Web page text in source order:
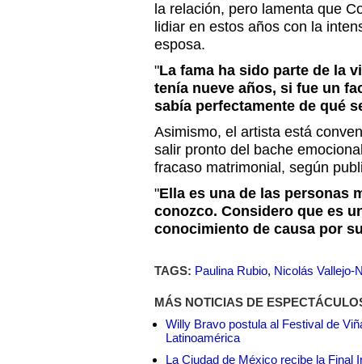
la relación, pero lamenta que
lidiar en estos años con la
esposa.
"La fama ha sido parte de la
tenía nueve años, si fue un
sabía perfectamente de qué
Asimismo, el artista está
salir pronto del bache
fracaso matrimonial, según
"Ella es una de las personas
conozco. Considero que es
conocimiento de causa por
TAGS: Paulina Rubio, Nicolás Vallejo-
MÁS NOTICIAS DE
Willy Bravo postula al Festival de
Latinoamérica
La Ciudad de México recibe la Final